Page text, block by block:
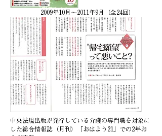
2009年10月～2011年9月（全24回）
中央法規出版が発行している介護の専門職を対象に
した総合情報誌（月刊）「おはよう21」での2年お